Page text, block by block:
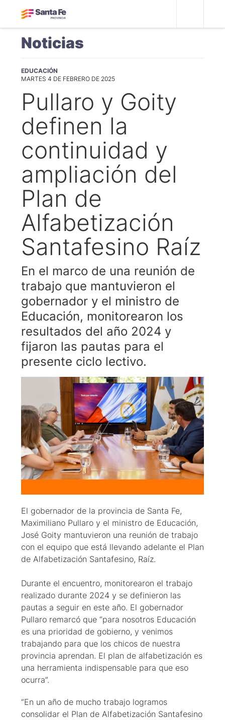
Noticias
EDUCACIÓN
MARTES 4 DE FEBRERO DE 2025
Pullaro y Goity
definen la
continuidad y
ampliación del
Plan de
Alfabetización
Santafesino Raíz
En el marco de una reunión de
trabajo que mantuvieron el
gobernador y el ministro de
Educación, monitorearon los
resultados del año 2024 y
fijaron las pautas para el
presente ciclo lectivo.
El gobernador de la provincia de Santa Fe,
Maximiliano Pullaro y el ministro de Educación,
José Goity mantuvieron una reunión de trabajo
con el equipo que está llevando adelante el Plan
de Alfabetización Santafesino, Raíz.
Durante el encuentro, monitorearon el trabajo
realizado durante 2024 y se definieron las
pautas a seguir en este año. El gobernador
Pullaro remarcó que “para nosotros Educación
es una prioridad de gobierno, y venimos
trabajando para que los chicos de nuestra
provincia aprendan. El plan de alfabetización es
una herramienta indispensable para que eso
ocurra”.
“En un año de mucho trabajo logramos
consolidar el Plan de Alfabetización Santafesino